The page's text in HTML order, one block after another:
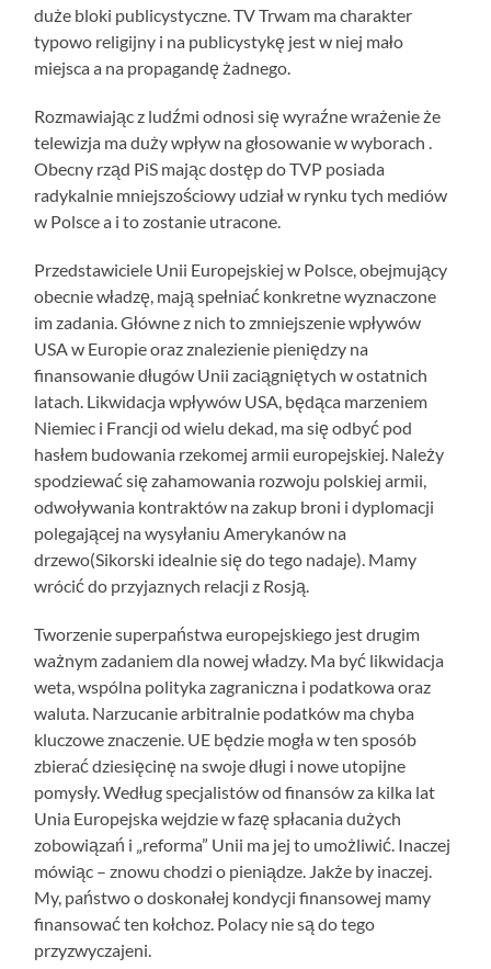
duże bloki publicystyczne. TV Trwam ma charakter
typowo religijny i na publicystykę jest w niej mało
miejsca a na propagandę żadnego.
Rozmawiając z ludźmi odnosi się wyraźne wrażenie że
telewizja ma duży wpływ na głosowanie w wyborach .
Obecny rząd PiS mając dostęp do TVP posiada
radykalnie mniejszościowy udział w rynku tych mediów
w Polsce a i to zostanie utracone.
Przedstawiciele Unii Europejskiej w Polsce, obejmujący
obecnie władzę, mają spełniać konkretne wyznaczone
im zadania. Główne z nich to zmniejszenie wpływów
USA w Europie oraz znalezienie pieniędzy na
finansowanie długów Unii zaciągniętych w ostatnich
latach. Likwidacja wpływów USA, będąca marzeniem
Niemiec i Francji od wielu dekad, ma się odbyć pod
hasłem budowania rzekomej armii europejskiej. Należy
spodziewać się zahamowania rozwoju polskiej armii,
odwoływania kontraktów na zakup broni i dyplomacji
polegającej na wysyłaniu Amerykanów na
drzewo(Sikorski idealnie się do tego nadaje). Mamy
wrócić do przyjaznych relacji z Rosją.
Tworzenie superpaństwa europejskiego jest drugim
ważnym zadaniem dla nowej władzy. Ma być likwidacja
weta, wspólna polityka zagraniczna i podatkowa oraz
waluta. Narzucanie arbitralnie podatków ma chyba
kluczowe znaczenie. UE będzie mogła w ten sposób
zbierać dziesięcinę na swoje długi i nowe utopijne
pomysły. Według specjalistów od finansów za kilka lat
Unia Europejska wejdzie w fazę spłacania dużych
zobowiązań i „reforma” Unii ma jej to umożliwić. Inaczej
mówiąc – znowu chodzi o pieniądze. Jakże by inaczej.
My, państwo o doskonałej kondycji finansowej mamy
finansować ten kołchoz. Polacy nie są do tego
przyzwyczajeni.